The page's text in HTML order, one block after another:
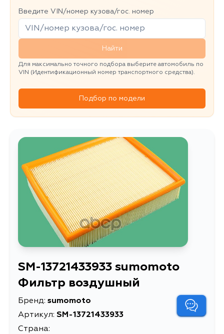
Введите VIN/номер кузова/гос. номер
Найти
Для максимально точного подбора выберите автомобиль по
VIN (Идентификационный номер транспортного средства).
Подбор по модели
SM-13721433933 sumomoto
Фильтр воздушный
Бренд: sumomoto
Артикул: SM-13721433933
Страна: